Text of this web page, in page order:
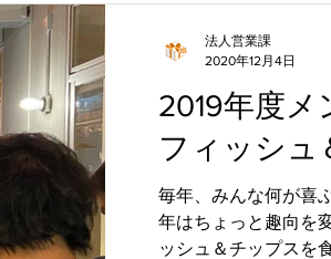
2019年度メ
フィッシュ
毎年、みんな何が喜
年はちょっと趣向を
ッシュ＆チップスを
法人営業課
2020年12月4日